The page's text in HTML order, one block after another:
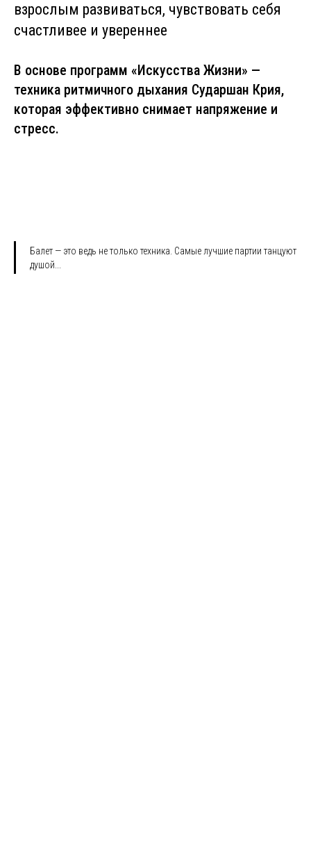
взрослым развиваться, чувствовать себя
счастливее и увереннее
В основе программ «Искусства Жизни» —
техника ритмичного дыхания Сударшан Крия,
которая эффективно снимает напряжение и
стресс.
Балет — это ведь не только техника. Самые лучшие партии танцуют
душой...